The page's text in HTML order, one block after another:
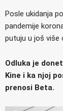
Posle ukidanja
pandemije
putuju u još više
Odluka je
Kine i ka njoj
prenosi Beta.